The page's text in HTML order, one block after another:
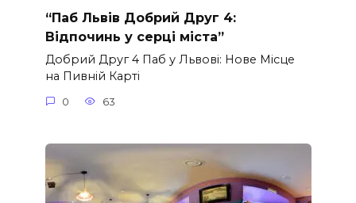
“Паб Львів Добрий Друг 4:
Відпочинь у серці міста”
Добрий Друг 4 Паб у Львові: Нове Місце
на Пивній Карті
0 63